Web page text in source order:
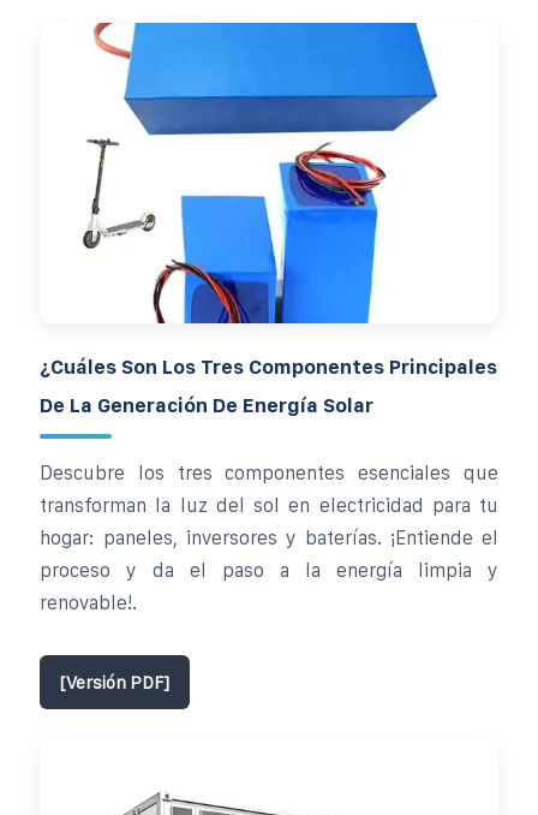
¿Cuáles Son Los Tres Componentes Principales
De La Generación De Energía Solar
Descubre los tres componentes esenciales que
transforman la luz del sol en electricidad para tu
hogar: paneles, inversores y baterías. ¡Entiende el
proceso y da el paso a la energía limpia y
renovable!.
[Versión PDF]